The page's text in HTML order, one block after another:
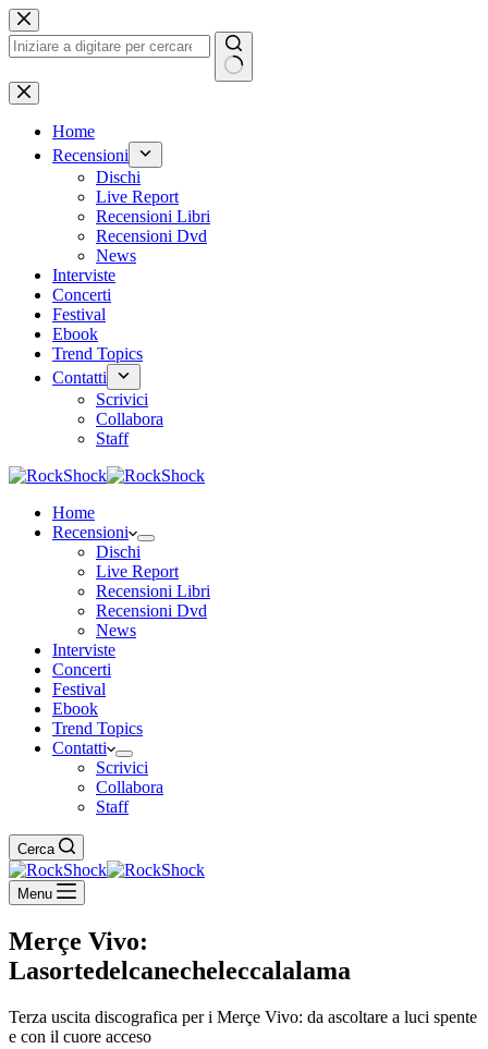
Salta
al
contenuto
Nessun
risultato
Home
Recensioni
Dischi
Live Report
Recensioni Libri
Recensioni Dvd
News
Interviste
Concerti
Festival
Ebook
Trend Topics
Contatti
Scrivici
Collabora
Staff
Home
Recensioni
Dischi
Live Report
Recensioni Libri
Recensioni Dvd
News
Interviste
Concerti
Festival
Ebook
Trend Topics
Contatti
Scrivici
Collabora
Staff
Cerca
Menu
Merçe Vivo:
Lasortedelcanecheleccalalama
Terza uscita discografica per i Merçe Vivo: da ascoltare a luci spente
e con il cuore acceso